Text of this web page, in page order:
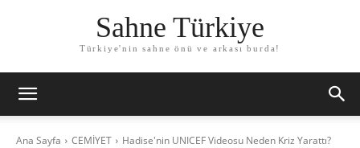
Sahne Türkiye
Türkiye'nin sahne önü ve arkası burda!
Ana Sayfa CEMİYET Hadise'nin UNICEF Videosu Neden Kriz Yarattı?